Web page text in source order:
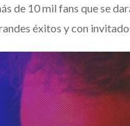
de 10 mil fans que se
éxitos y con